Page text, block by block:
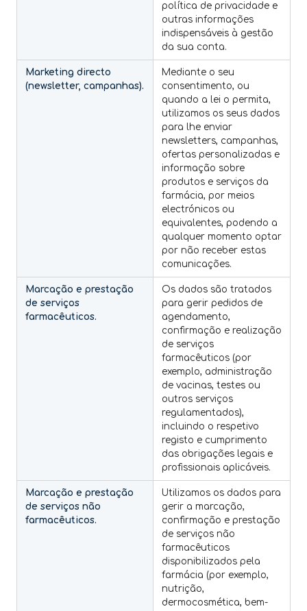
política de privacidade e
outras informações
indispensáveis à gestão
da sua conta.
Marketing directo
(newsletter, campanhas).
Mediante o seu
consentimento, ou
quando a lei o permita,
utilizamos os seus dados
para lhe enviar
newsletters, campanhas,
ofertas personalizadas e
informação sobre
produtos e serviços da
farmácia, por meios
electrónicos ou
equivalentes, podendo a
qualquer momento optar
por não receber estas
comunicações.
Marcação e prestação
de serviços
farmacêuticos.
Os dados são tratados
para gerir pedidos de
agendamento,
confirmação e realização
de serviços
farmacêuticos (por
exemplo, administração
de vacinas, testes ou
outros serviços
regulamentados),
incluindo o respetivo
registo e cumprimento
das obrigações legais e
profissionais aplicáveis.
Marcação e prestação
de serviços não
farmacêuticos.
Utilizamos os dados para
gerir a marcação,
confirmação e prestação
de serviços não
farmacêuticos
disponibilizados pela
farmácia (por exemplo,
nutrição,
dermocosmética, bem-